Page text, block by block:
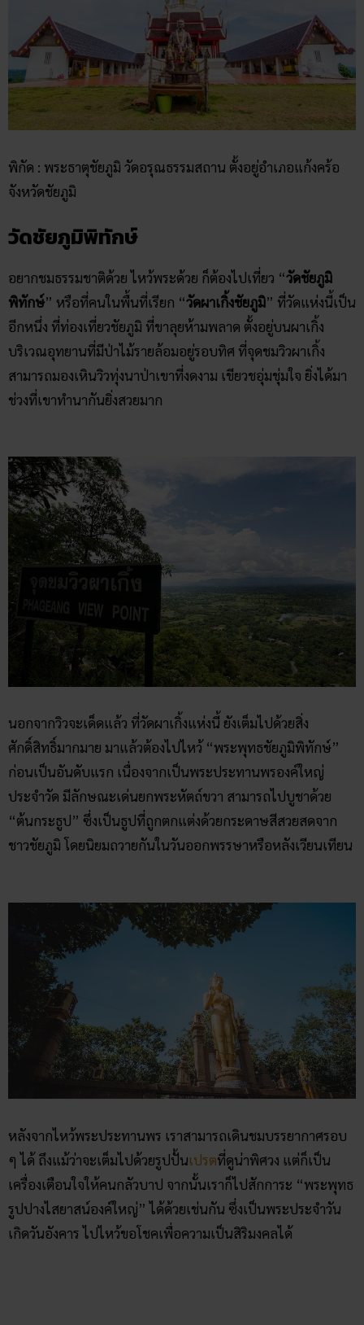
พิกัด : พระธาตุชัยภูมิ วัดอรุณธรรมสถาน ตั้งอยู่อำเภอแก้งคร้อ
จังหวัดชัยภูมิ
วัดชัยภูมิพิทักษ์
อยากชมธรรมชาติด้วย ไหว้พระด้วย ก็ต้องไปเที่ยว “วัดชัยภูมิ
พิทักษ์” หรือที่คนในพื้นที่เรียก “วัดผาเกิ้งชัยภูมิ” ที่วัดแห่งนี้เป็น
อีกหนึ่ง ที่ท่องเที่ยวชัยภูมิ ที่ขาลุยห้ามพลาด ตั้งอยู่บนผาเกิ้ง
บริเวณอุทยานที่มีป่าไม้รายล้อมอยู่รอบทิศ ที่จุดชมวิวผาเกิ้ง
สามารถมองเหินวิวทุ่งนาป่าเขาที่งดงาม เขียวชอุ่มชุ่มใจ ยิ่งได้มา
ช่วงที่เขาทำนากันยิ่งสวยมาก
นอกจากวิวจะเด็ดแล้ว ที่วัดผาเกิ้งแห่งนี้ ยังเต็มไปด้วยสิ่ง
ศักดิ์สิทธิ์มากมาย มาแล้วต้องไปไหว้ “พระพุทธชัยภูมิพิทักษ์”
ก่อนเป็นอันดับแรก เนื่องจากเป็นพระประทานพรองค์ใหญ่
ประจำวัด มีลักษณะเด่นยกพระหัตถ์ขวา สามารถไปบูชาด้วย
“ต้นกระธูป” ซึ่งเป็นธูปที่ถูกตกแต่งด้วยกระดาษสีสวยสดจาก
ชาวชัยภูมิ โดยนิยมถวายกันในวันออกพรรษาหรือหลังเวียนเทียน
หลังจากไหว้พระประทานพร เราสามารถเดินชมบรรยากาศรอบ
ๆ ได้ ถึงแม้ว่าจะเต็มไปด้วยรูปปั้นเปรตที่ดูน่าพิศวง แต่ก็เป็น
เครื่องเตือนใจให้คนกลัวบาป จากนั้นเราก็ไปสักการะ “พระพุทธ
รูปปางไสยาสน์องค์ใหญ่” ได้ด้วยเช่นกัน ซึ่งเป็นพระประจำวัน
เกิดวันอังคาร ไปไหว้ขอโชคเพื่อความเป็นสิริมงคลได้